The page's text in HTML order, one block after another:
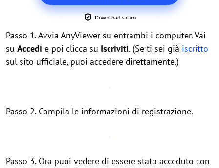
Download sicuro
Passo 1. Avvia AnyViewer su entrambi i computer. Vai
su Accedi e poi clicca su Iscriviti. (Se ti sei già iscritto
sul sito ufficiale, puoi accedere direttamente.)
Passo 2. Compila le informazioni di registrazione.
Passo 3. Ora puoi vedere di essere stato acceduto con